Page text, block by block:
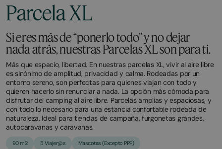
Parcela XL
Si eres más de “ponerlo todo” y no dejar
nada atrás, nuestras Parcelas XL son para ti.
Más que espacio, libertad. En nuestras parcelas XL, vivir al aire libre
es sinónimo de amplitud, privacidad y calma. Rodeadas por un
entorno sereno, son perfectas para quienes viajan con todo y
quieren hacerlo sin renunciar a nada. La opción más cómoda para
disfrutar del camping al aire libre. Parcelas amplias y espaciosas, y
con todo lo necesario para una estancia confortable rodeada de
naturaleza. Ideal para tiendas de campaña, furgonetas grandes,
autocaravanas y caravanas.
90 m2 5 Viajer@s Mascotas (Excepto PPP)